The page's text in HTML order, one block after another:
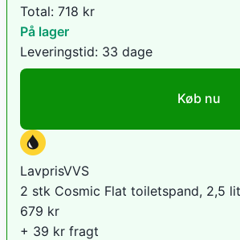
Total: 718 kr
På lager
Leveringstid: 33 dage
Køb nu
LavprisVVS
2 stk Cosmic Flat toiletspand, 2,5
679 kr
+ 39 kr fragt